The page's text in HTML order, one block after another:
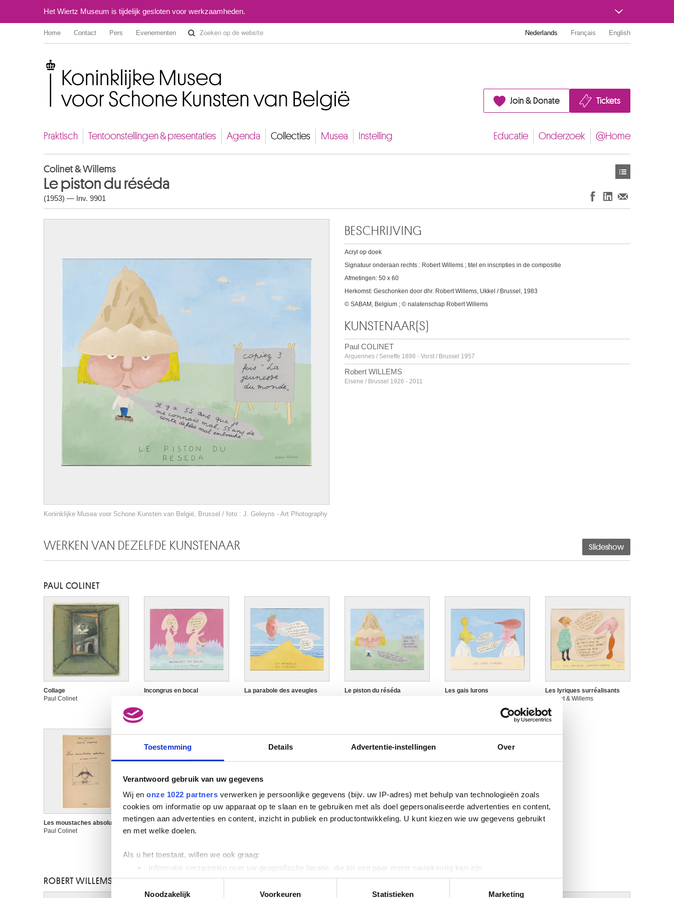
Toestemming Details Advertentie-instellingen Over
Verantwoord gebruik van uw gegevens
Wij en onze 1022 partners verwerken je persoonlijke gegevens (bijv. uw IP-adres) met behulp van technologieën zoals
cookies om informatie op uw apparaat op te slaan en te gebruiken met als doel gepersonaliseerde advertenties en content,
metingen aan advertenties en content, inzicht in publiek en productontwikkeling. U kunt kiezen wie uw gegevens gebruikt
en met welke doelen.
Als u het toestaat, willen we ook graag:
Informatie verzamelen over uw geografische locatie, die tot een paar meter nauwkeurig kan zijn
Uw apparaat identificeren door het actief te scannen op specifieke eigenschappen (fingerprinting)
Lees meer over hoe uw persoonlijke gegevens worden verwerkt en stel uw voorkeuren in het
detailgedeelte in. U kunt uw
Toestemmingsselectie
Noodzakelijk
Voorkeuren Statistieken Marketing
Het Wiertz Museum is tijdelijk gesloten voor werkzaamheden.
Home Contact Pers Evenementen Nederlands Français English
Join & Donate Tickets
Praktisch Tentoonstellingen & presentaties Agenda Collecties Musea Instelling Educatie Onderzoek @Home
Colinet & Willems
Le piston du réséda
(1953) — Inv. 9901
Koninklijke Musea voor Schone Kunsten van België, Brussel / foto : J. Geleyns - Art Photography
BESCHRIJVING
Acryl op doek
Signatuur onderaan rechts : Robert Willems ; titel en inscripties in de compositie
Afmetingen: 50 x 60
Herkomst: Geschonken door dhr. Robert Willems, Ukkel / Brussel, 1983
© SABAM, Belgium ; © nalatenschap Robert Willems
KUNSTENAAR(S)
Paul COLINET
Arquennes / Seneffe 1898 - Vorst / Brussel 1957
Robert WILLEMS
Elsene / Brussel 1926 - 2011
WERKEN VAN DEZELFDE KUNSTENAAR Slideshow
PAUL COLINET
Collage
Paul Colinet
Incongrus en bocal
La parabole des aveugles
Le piston du réséda
Les gais lurons
Les lyriques surréalisants
Colinet & Willems
Les moustaches absolues
Paul Colinet
Les premiers soins
Colinet & Willems
Portret van Irène Hamoir
Portret van Marcel Mariën (1-
ROBERT WILLEMS